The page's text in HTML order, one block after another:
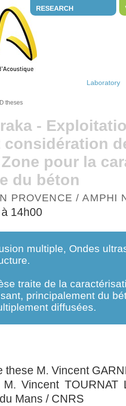
RESEARCH
Laboratory
theses
-
pour la
du béton
PROVENCE / AMPHI
14h00
multiple, Ondes
traite de la
principalement du
diffusées.
these M. Vincent
Vincent TOURNAT
Mans / CNRS